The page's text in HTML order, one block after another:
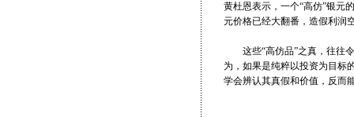
黄杜恩表示，一个“高仿”银元
元价格已经大翻番，造假利润
这些“高仿品”之真，往往令
为，如果是纯粹以投资为目标
学会辨认其真假和价值，反而